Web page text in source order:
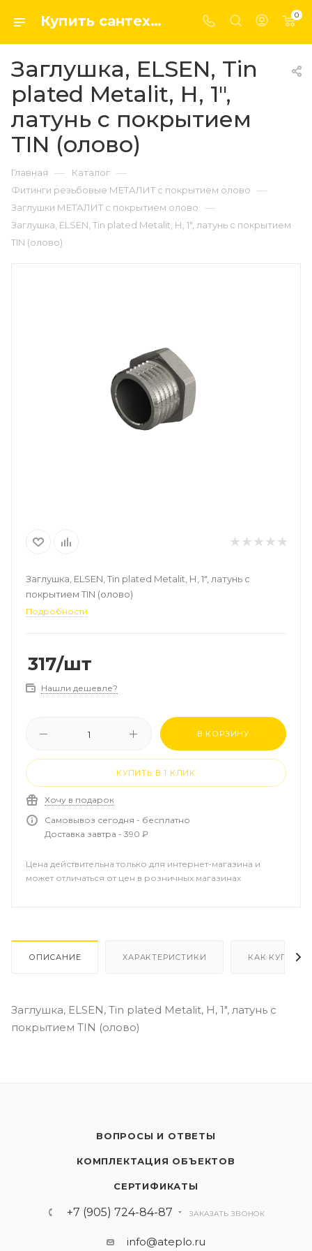
Купить сантехнику, системы отопление и водоснабжения оптом и в розницу в интернет-магазине elsen-opt.ru 0
Заглушка, ELSEN, Tin
plated Metalit, Н, 1",
латунь с покрытием
TIN (олово)
Главная — Каталог —
Фитинги резьбовые МЕТАЛИТ с покрытием олово —
Заглушки МЕТАЛИТ с покрытием олово —
Заглушка, ELSEN, Tin plated Metalit, Н, 1", латунь с покрытием
TIN (олово)
Заглушка, ELSEN, Tin plated Metalit, Н, 1", латунь с
покрытием TIN (олово)
Подробности
317/шт
Нашли дешевле?
В КОРЗИНУ
КУПИТЬ В 1 КЛИК
Хочу в подарок
Самовывоз сегодня - бесплатно
Доставка завтра - 390 ₽
Цена действительна только для интернет-магазина и
может отличаться от цен в розничных магазинах
ОПИСАНИЕ ХАРАКТЕРИСТИКИ КАК КУПИТЬ
Заглушка, ELSEN, Tin plated Metalit, Н, 1", латунь с
покрытием TIN (олово)
ВОПРОСЫ И ОТВЕТЫ
КОМПЛЕКТАЦИЯ ОБЪЕКТОВ
СЕРТИФИКАТЫ
+7 (905) 724-84-87 ЗАКАЗАТЬ ЗВОНОК
info@ateplo.ru